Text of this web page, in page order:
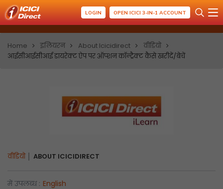
LOGIN OPEN ICICI 3-IN-1 ACCOUNT
Home इलियरन About Icicidirect
वीडियो
आईसीआईसीआई डायरेक्ट ऐप पर ऑप्शन कॉन्ट्रैक्ट कैसे खरीदें/बेचें
वीडियो ABOUT ICICIDIRECT
में उपलब्ध : English